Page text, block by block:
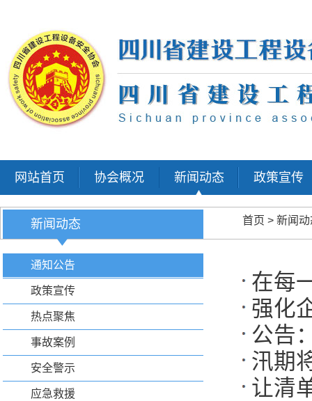
网站首页 协会概况 新闻动态 政策宣传
新闻动态
通知公告
政策宣传
热点聚焦
事故案例
安全警示
应急救援
首页 > 新闻动
在每
业建
强化
公告
汛期
让清